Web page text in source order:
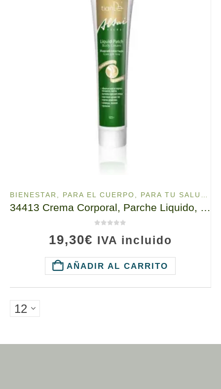
BIENESTAR PARA EL CUERPO PARA TU SALUD
34413 Crema Corporal, Parche Liquido, tianDe, 125g, ¡Muévete con confianza!
19,30€ IVA incluido
AÑADIR AL CARRITO